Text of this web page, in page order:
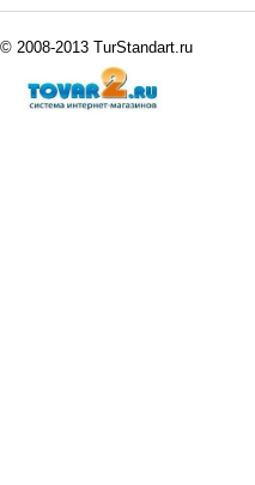
© 2008-2013 TurStandart.ru